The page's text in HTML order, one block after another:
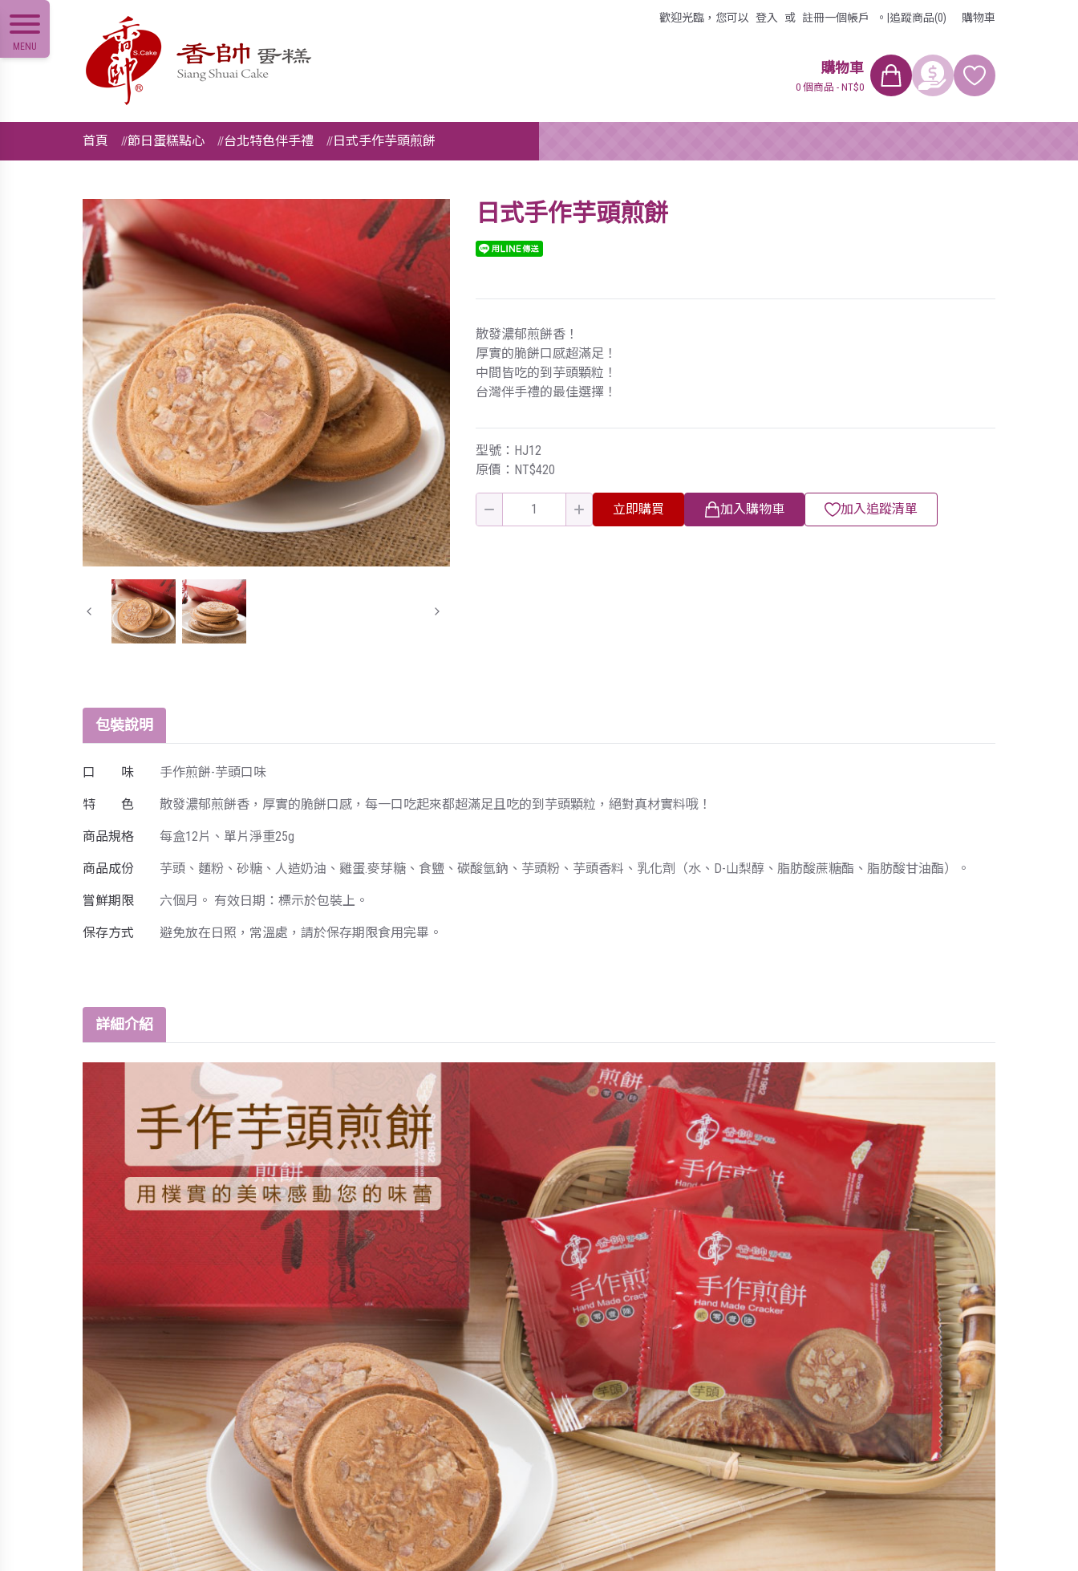
歡迎光臨， 您可以 登入 或 註冊一個帳戶 。 追蹤商品(0) 購物車
購物車
0 個商品 - NT$0
MENU
首頁 節日蛋糕點心 台北特色伴手禮 日式手作芋頭煎餅
日式手作芋頭煎餅
散發濃郁煎餅香！
厚實的脆餅口感超滿足！
中間皆吃的到芋頭顆粒！
台灣伴手禮的最佳選擇！
型號：HJ12
原價：NT$420
立即購買 加入購物車 加入追蹤清單
包裝說明
口 味 手作煎餅-芋頭口味
特 色 散發濃郁煎餅香，厚實的脆餅口感，每一口吃起來都超滿足且吃的到芋頭顆粒，絕對真材實料哦！
商品規格 每盒12片、單片淨重25g
商品成份 芋頭、麵粉、砂糖、人造奶油、雞蛋.麥芽糖、食鹽、碳酸氫鈉、芋頭粉、芋頭香料、乳化劑（水、D-山梨醇、脂肪酸蔗糖酯、脂肪酸甘油酯）。
嘗鮮期限 六個月。 有效日期：標示於包裝上。
保存方式 避免放在日照，常溫處，請於保存期限食用完畢。
詳細介紹